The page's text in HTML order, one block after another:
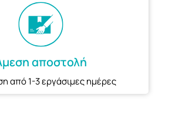
αποστολή
από 1-3 εργάσιμες ημέρες